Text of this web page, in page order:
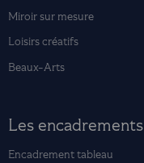
Miroir sur mesure
Loisirs créatifs
Beaux-Arts
Les encadrements
Encadrement tableau